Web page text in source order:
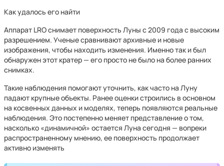
Как удалось его найти
Аппарат LRO снимает поверхность Луны с 2009 года с высоким
разрешением. Ученые сравнивают архивные и новые
изображения, чтобы находить изменения. Именно так и был
обнаружен этот кратер — его просто не было на более ранних
снимках.
Такие наблюдения помогают уточнить, как часто на Луну
падают крупные объекты. Ранее оценки строились в основном
на косвенных данных и моделях, теперь появляются реальные
наблюдения. Это постепенно меняет представление о том,
насколько «динамичной» остается Луна сегодня — вопреки
распространенному мнению, ее поверхность продолжает
активно изменять